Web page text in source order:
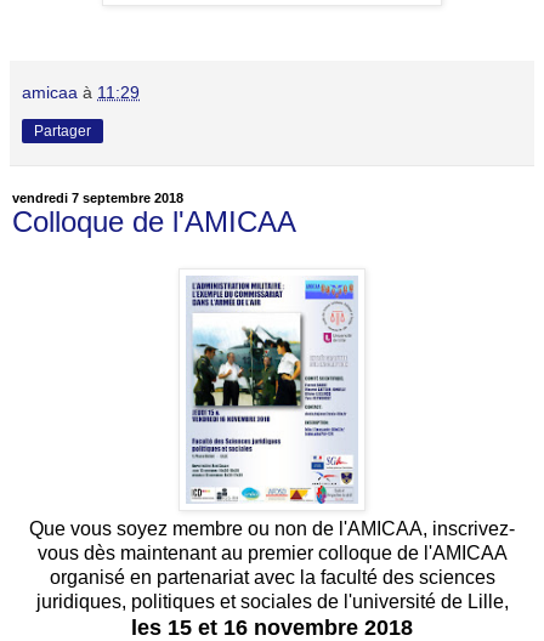
amicaa à 11:29
Partager
vendredi 7 septembre 2018
Colloque de l'AMICAA
Que vous soyez membre ou non de l'AMICAA, inscrivez-
vous dès maintenant au premier colloque de l'AMICAA
organisé en partenariat avec la faculté des sciences
juridiques, politiques et sociales de l'université de Lille,
les 15 et 16 novembre 2018